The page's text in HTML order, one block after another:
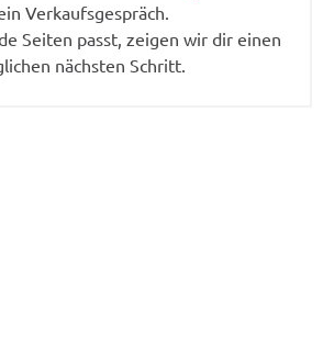
Verkaufsgespräch.
Seiten passt, zeigen wir dir einen
nächsten Schritt.